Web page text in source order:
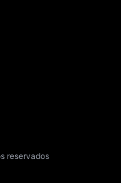
reservados